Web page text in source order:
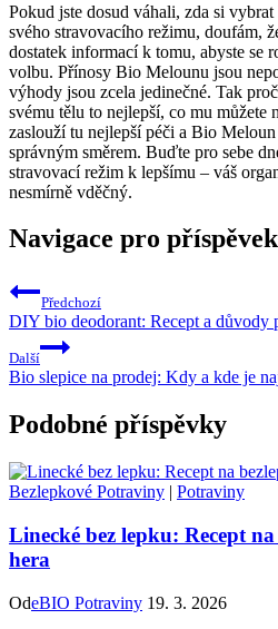
Pokud⁢ jste⁤ dosud váhali,​ zda si‍
svého stravovacího režimu, doufám,
dostatek ‍informací ⁣k⁢ tomu, abyste se
volbu. Přínosy Bio Melounu jsou
výhody jsou zcela jedinečné.​ Tak
svému ​tělu to nejlepší,⁢ co mu můžete
zaslouží tu​ nejlepší péči a Bio
správným směrem. ‍Buďte pro⁤ sebe
‍stravovací režim k lepšímu – váš
nesmírně vděčný.
Navigace pro příspěvek
Předchozí
DIY bio deodorant: Recept a důvody
Další
Bio slepice na prodej: Kdy a kde je
Podobné příspěvky
Bezlepkové Potraviny | Potraviny
Linecké bez lepku: Recept
hera
OdeBIO Potraviny 19. 3. 2026